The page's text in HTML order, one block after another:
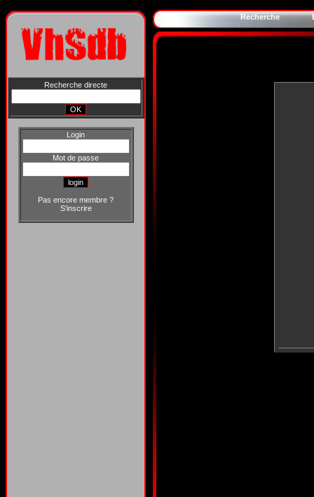
Recherche directe
Login
Mot de passe
Pas encore membre ?
S'inscrire
Recherche